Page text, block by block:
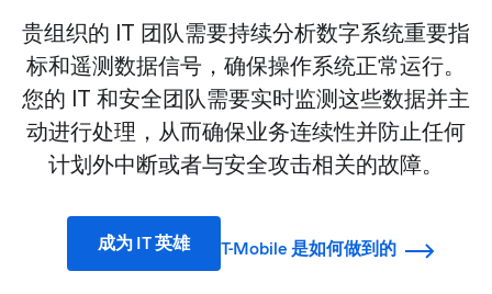
贵组织的 IT 团队需要持续分析数字系统重要指
标和遥测数据信号，确保操作系统正常运行。
您的 IT 和安全团队需要实时监测这些数据并主
动进行处理，从而确保业务连续性并防止任何
计划外中断或者与安全攻击相关的故障。
成为 IT 英雄 T-Mobile 是如何做到的